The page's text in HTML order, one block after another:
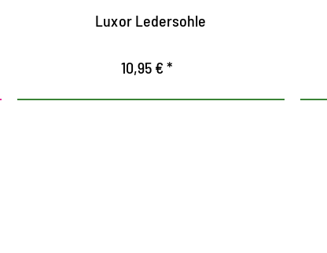
Luxor Ledersohle
10,95 € *